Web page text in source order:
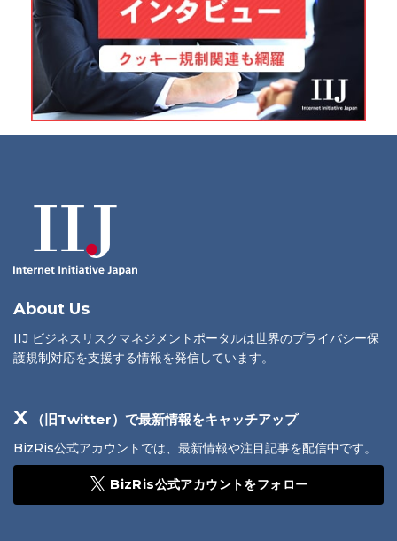
About Us
IIJ ビジネスリスクマネジメントポータルは世界のプライバシー保
護規制対応を支援する情報を発信しています。
X （旧Twitter）で最新情報をキャッチアップ
BizRis公式アカウントでは、最新情報や注目記事を配信中です。
BizRis公式アカウントをフォロー